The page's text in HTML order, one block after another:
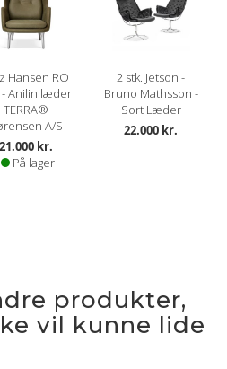
Hansen RO
- Anilin læder
TERRA®
A/S
21.000 kr.
På lager
2 stk. Jetson -
Bruno Mathsson -
Sort Læder
22.000 kr.
produkter,
vil kunne lide